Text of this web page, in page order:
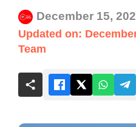
December 15,
Updated on:
Team